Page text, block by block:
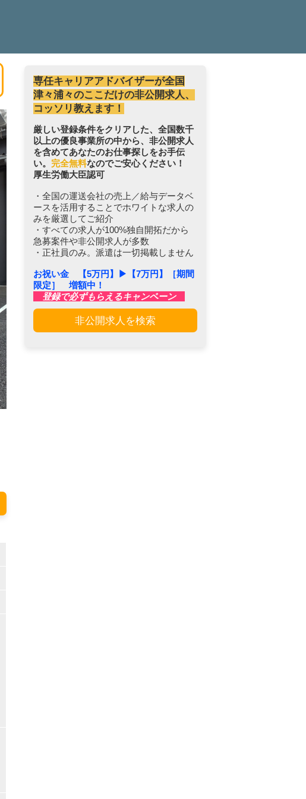
専任キャリアアドバイザーが全国
津々浦々のここだけの非公開求人、
コッソリ教えます！
厳しい登録条件をクリアした、全国数千
以上の優良事業所の中から、非公開求人
を含めてあなたのお仕事探しをお手伝
い。 完全無料なのでご安心ください！
厚生労働大臣認可
・全国の運送会社の売上／給与データベ
ースを活用することでホワイトな求人の
みを厳選してご紹介
・すべての求人が100%独自開拓だから
急募案件や非公開求人が多数
・正社員のみ。派遣は一切掲載しません
お祝い金 【5万円】▶︎【7万円】［期間
限定］ 増額中！
登録で必ずもらえるキャンペーン
非公開求人を検索